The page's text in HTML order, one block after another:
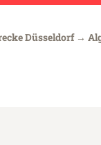
Düsseldorf →